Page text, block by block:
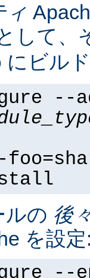
ィ
して、
にビル
--
ルの 後
を設
--